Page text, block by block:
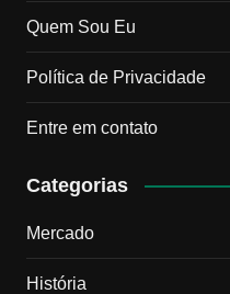
Quem Sou Eu
Política de Privacidade
Entre em contato
Categorias
Mercado
História